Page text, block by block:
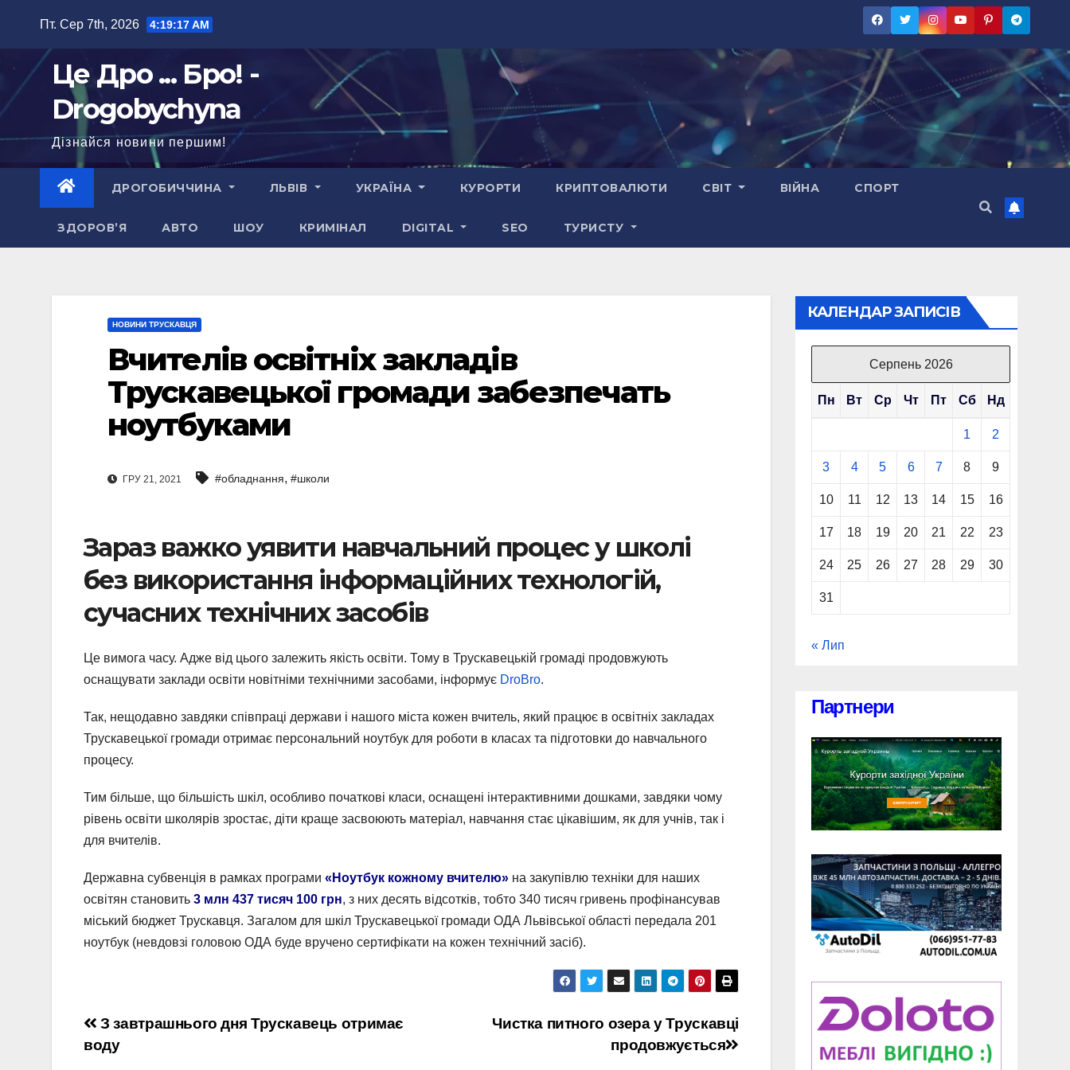
Пт. Сер 7th, 2026 4:19:18 AM
Це Дро ... Бро! -
Drogobychyna
Дізнайся новини першим!
ДРОГОБИЧЧИНА ЛЬВІВ УКРАЇНА КУРОРТИ КРИПТОВАЛЮТИ СВІТ ВІЙНА СПОРТ
ЗДОРОВ’Я АВТО ШОУ КРИМІНАЛ DIGITAL SEO ТУРИСТУ
НОВИНИ ТРУСКАВЦЯ
Вчителів освітніх закладів
Трускавецької громади забезпечать
ноутбуками
ГРУ 21, 2021 #обладнання, #школи
Зараз важко уявити навчальний процес у школі
без використання інформаційних технологій,
сучасних технічних засобів
Це вимога часу. Адже від цього залежить якість освіти. Тому в Трускавецькій громаді продовжують
оснащувати заклади освіти новітніми технічними засобами, інформує DroBro.
Так, нещодавно завдяки співпраці держави і нашого міста кожен вчитель, який працює в освітніх закладах
Трускавецької громади отримає персональний ноутбук для роботи в класах та підготовки до навчального
процесу.
Тим більше, що більшість шкіл, особливо початкові класи, оснащені інтерактивними дошками, завдяки чому
рівень освіти школярів зростає, діти краще засвоюють матеріал, навчання стає цікавішим, як для учнів, так і
для вчителів.
Державна субвенція в рамках програми «Ноутбук кожному вчителю» на закупівлю техніки для наших
освітян становить 3 млн 437 тисяч 100 грн, з них десять відсотків, тобто 340 тисяч гривень профінансував
міський бюджет Трускавця. Загалом для шкіл Трускавецької громади ОДА Львівської області передала 201
ноутбук (невдовзі головою ОДА буде вручено сертифікати на кожен технічний засіб).
Навігація
записів
Чистка питного озера у Трускавці
продовжується
З завтрашнього дня Трускавець отримає
воду
КАЛЕНДАР ЗАПИСІВ
Серпень 2026
Пн Вт Ср Чт Пт Сб Нд
1 2
3 4 5 6 7 8 9
10 11 12 13 14 15 16
17 18 19 20 21 22 23
24 25 26 27 28 29 30
31
« Лип
Партнери